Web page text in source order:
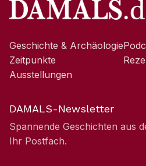
Geschichte & Archäologie
Zeitpunkte
Ausstellungen
DAMALS-Newsletter
Spannende Geschichten aus
Ihr Postfach.